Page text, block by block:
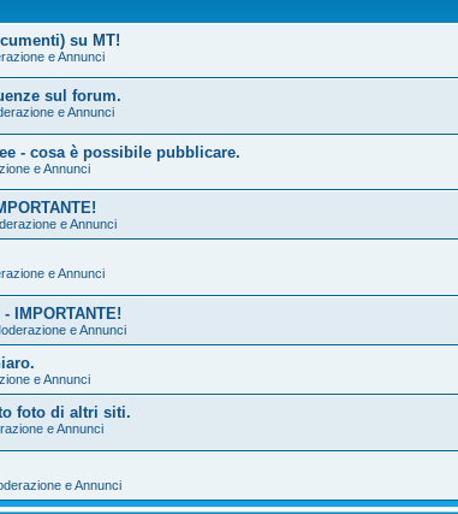
su MT!
e Annunci
sul forum.
e Annunci
- cosa è possibile pubblicare.
e Annunci
e Annunci
e Annunci
IMPORTANTE!
e Annunci
e Annunci
foto di altri siti.
e Annunci
e Annunci